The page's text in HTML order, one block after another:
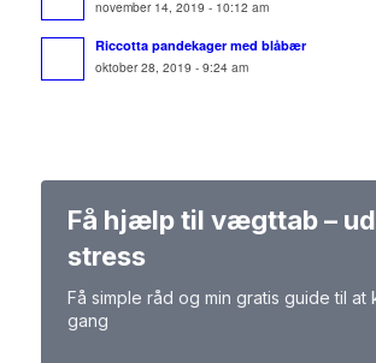
november 14, 2019 - 10:12 am
Riccotta pandekager med blåbær
oktober 28, 2019 - 9:24 am
Få hjælp til vægttab –
stress
Få simple råd og min gratis guide til at
gang